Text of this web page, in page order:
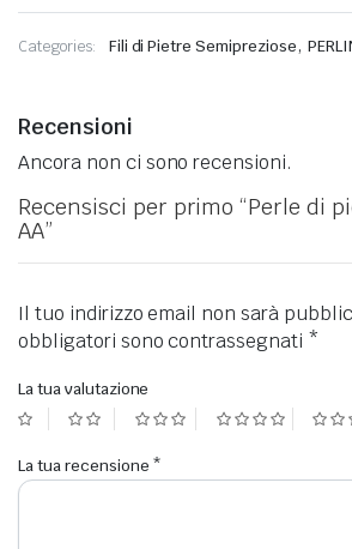
Categories: Fili di Pietre Semipreziose,
Recensioni
Ancora non ci sono recensioni.
Recensisci per primo “Perle di
AA”
Il tuo indirizzo email non sarà
obbligatori sono contrassegnati *
La tua valutazione
La tua recensione *